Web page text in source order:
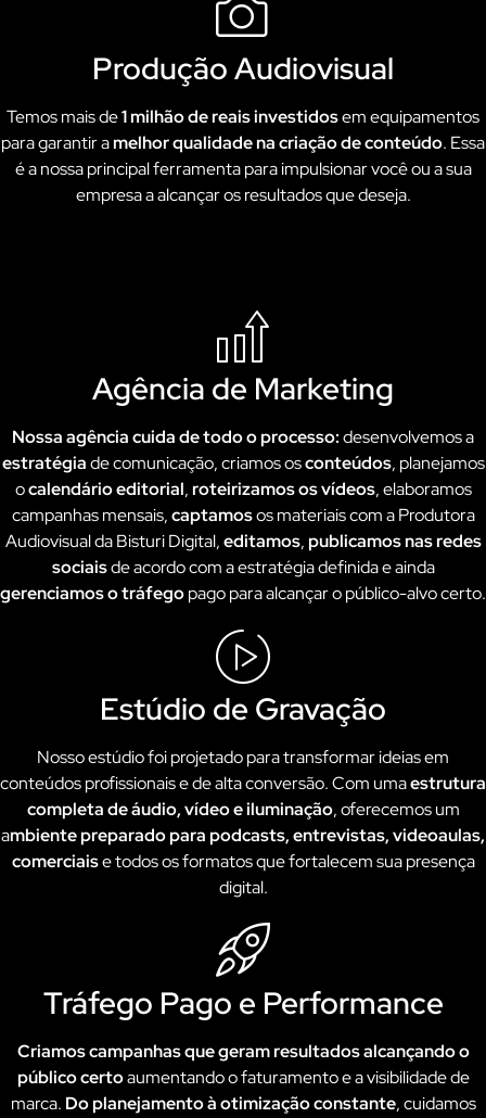
Produção Audiovisual
Temos mais de1 milhão de reais investidosem equipamentos
para garantir amelhor qualidade na criação de conteúdo. Essa
é a nossa principal ferramenta para impulsionar você ou a sua
empresa a alcançar os resultados que deseja.
Agência de Marketing
Nossa agência cuida de todo o processo:desenvolvemos a
estratégiade comunicação, criamos osconteúdos, planejamos
ocalendário editorial,roteirizamos os vídeos, elaboramos
campanhas mensais,captamosos materiais com a Produtora
Audiovisual da Bisturi Digital,editamos,publicamos nas redes
sociaisde acordo com a estratégia definida e ainda
gerenciamos o tráfegopago para alcançar o público-alvo certo.
Estúdio de Gravação
Nosso estúdio foi projetado para transformar ideias em
conteúdos profissionais e de alta conversão. Com umaestrutura
completa de áudio, vídeo e iluminação, oferecemos um
ambiente preparado para podcasts, entrevistas, videoaulas,
comerciaise todos os formatos que fortalecem sua presença
digital.
Tráfego Pago e Performance
Criamos campanhas que geram resultados alcançando o
público certoaumentando o faturamento e a visibilidade de
marca. Do planejamento à otimização constante, cuidamos